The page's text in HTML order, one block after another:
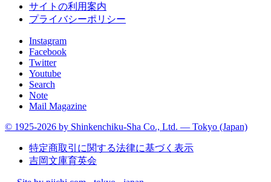
サイトの利用案内
プライバシーポリシー
Instagram
Facebook
Twitter
Youtube
Search
Note
Mail Magazine
© 1925-2026 by Shinkenchiku-Sha Co., Ltd. — Tokyo (Japan)
特定商取引に関する法律に基づく表示
吉岡文庫育英会